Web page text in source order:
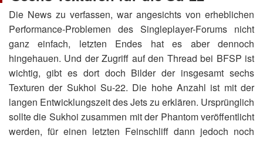
Die News zu verfassen, war angesichts von erheblichen
Performance-Problemen des Singleplayer-Forums nicht
ganz einfach, letzten Endes hat es aber dennoch
hingehauen. Und der Zugriff auf den Thread bei BFSP ist
wichtig, gibt es dort doch Bilder der insgesamt sechs
Texturen der Sukhoi Su-22. Die hohe Anzahl ist mit der
langen Entwicklungszeit des Jets zu erklären. Ursprünglich
sollte die Sukhoi zusammen mit der Phantom veröffentlicht
werden, für einen letzten Feinschliff dann jedoch noch